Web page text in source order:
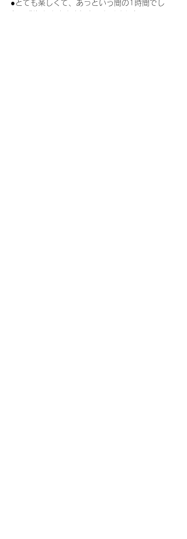
●とても楽しくて、あっという間の1時間でし